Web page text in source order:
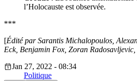
l’Holocauste est observée.
***
[Édité par Sarantis Michalopoulos,
Eck, Benjamin Fox, Zoran
Jan 27, 2022 - 08:34
Politique